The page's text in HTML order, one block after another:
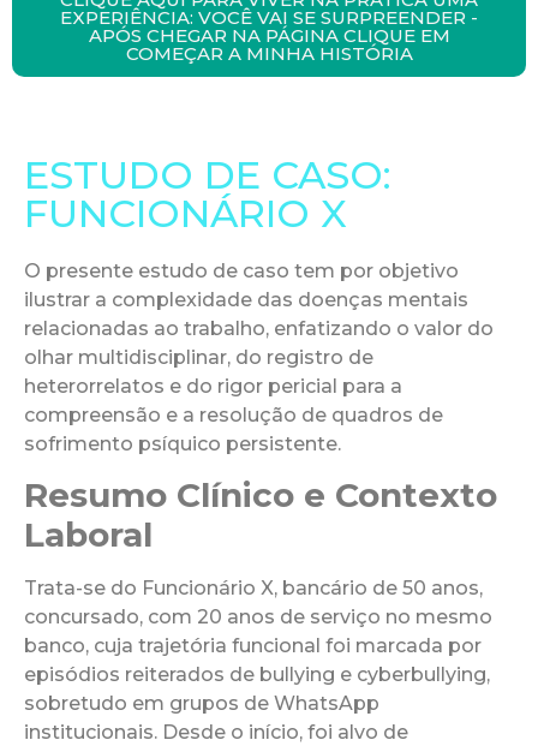
EXPERIÊNCIA: VOCÊ VAI SE SURPREENDER -
APÓS CHEGAR NA PÁGINA CLIQUE EM
COMEÇAR A MINHA HISTÓRIA
ESTUDO DE CASO:
FUNCIONÁRIO X
O presente estudo de caso tem por objetivo
ilustrar a complexidade das doenças mentais
relacionadas ao trabalho, enfatizando o valor do
olhar multidisciplinar, do registro de
heterorrelatos e do rigor pericial para a
compreensão e a resolução de quadros de
sofrimento psíquico persistente.
Resumo Clínico e Contexto
Laboral
Trata-se do Funcionário X, bancário de 50 anos,
concursado, com 20 anos de serviço no mesmo
banco, cuja trajetória funcional foi marcada por
episódios reiterados de bullying e cyberbullying,
sobretudo em grupos de WhatsApp
institucionais. Desde o início, foi alvo de